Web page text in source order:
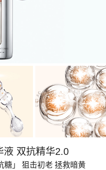
液 双抗精华2.0
糖」 狙击初老 拯救暗黄